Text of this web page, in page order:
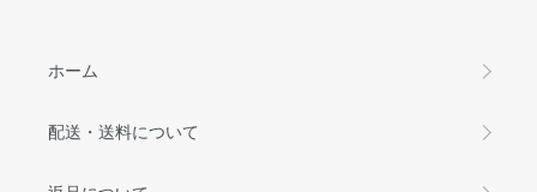
ホーム
配送・送料について